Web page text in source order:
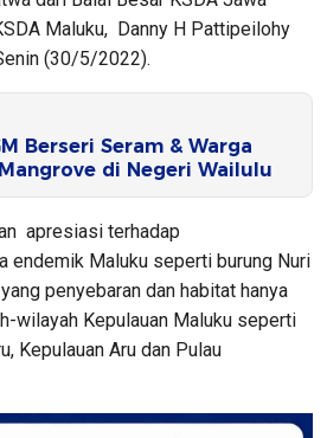
Maluku, Danny H Pattipeilohy
(30/5/2022).
Berseri Seram & Warga
di Negeri Wailulu
apresiasi terhadap
endemik Maluku seperti burung Nuri
penyebaran dan habitat hanya
wilayah Kepulauan Maluku seperti
Kepulauan Aru dan Pulau